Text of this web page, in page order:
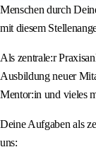
Menschen durch
mit diesem
Als zentrale:r
Ausbildung neuer
Mentor:in und vieles
Deine Aufgaben als
uns: